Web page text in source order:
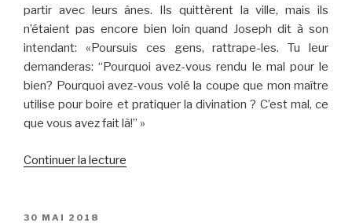
partir avec leurs ânes. Ils quittèrent la ville, mais ils
n’étaient pas encore bien loin quand Joseph dit à son
intendant: «Poursuis ces gens, rattrape-les. Tu leur
demanderas: “Pourquoi avez-vous rendu le mal pour le
bien? Pourquoi avez-vous volé la coupe que mon maître
utilise pour boire et pratiquer la divination ? C’est mal, ce
que vous avez fait là!” »
Continuer la lecture
PUBLIÉ
30 MAI 2018